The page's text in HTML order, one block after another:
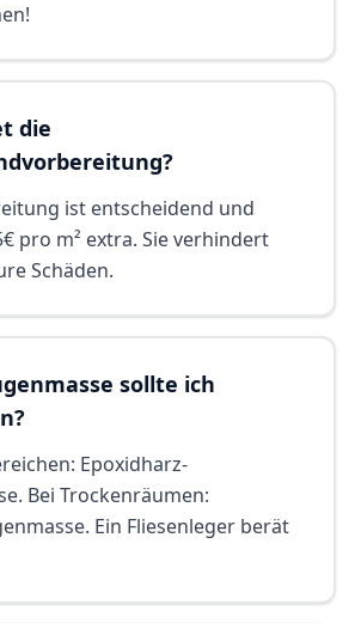
die
ist entscheidend und
pro m² extra. Sie verhindert
Schäden.
sollte ich
Epoxidharz-
Bei Trockenräumen:
Ein Fliesenleger berät